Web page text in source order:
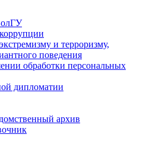
и терроризму,
поведения
обработки персональных
дипломатии
архив